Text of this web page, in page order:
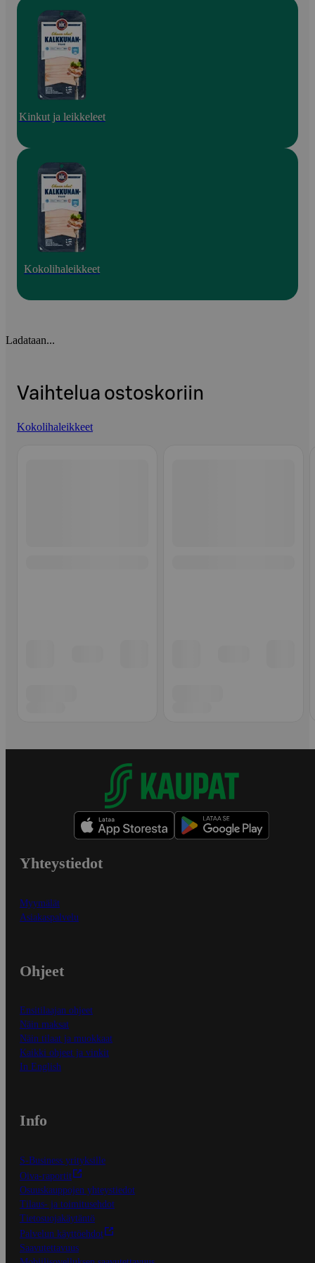
Kinkut ja leikkeleet
Kokolihaleikkeet
Ladataan...
Vaihtelua ostoskoriin
Kokolihaleikkeet
Yhteystiedot
Myymälät
Asiakaspalvelu
Ohjeet
Ensitilaajan ohjeet
Näin maksat
Näin tilaat ja muokkaat
Kaikki ohjeet ja vinkit
In English
Info
S-Business yrityksille
Oiva-raportit
Osuuskauppojen yhteystiedot
Tilaus- ja toimitusehdot
Tietosuojakäytäntö
Palvelun käyttöehdot
Saavutettavuus